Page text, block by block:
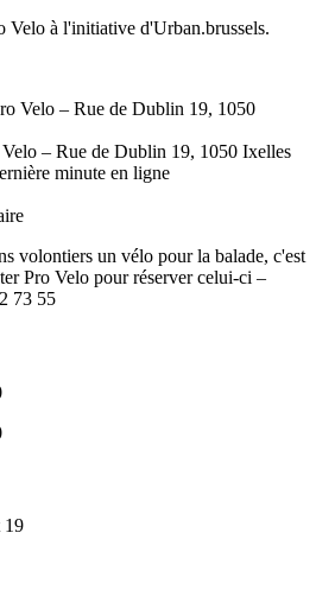
Velo à l'initiative d'Urban.brussels.
Velo – Rue de Dublin 19, 1050
– Rue de Dublin 19, 1050 Ixelles
minute en ligne
volontiers un vélo pour la balade, c'est
Pro Velo pour réserver celui-ci –
73 55
19